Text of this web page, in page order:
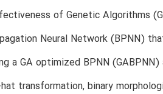
of Genetic Algorithms
Neural Network (BPNN)
a GA optimized BPNN
transformation, binary